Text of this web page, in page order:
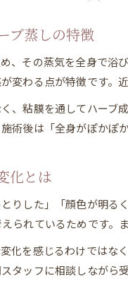
ブ蒸しの特徴
、その蒸気を全身で浴
変わる点が特徴です。
、粘膜を通してハーブ
術後は「全身がぽかぽ
化とは
りした」「顔色が明
られているためです。
化を感じるわけでは
タッフに相談しながら